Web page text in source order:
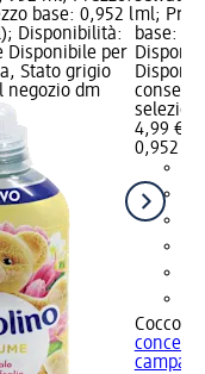
base: 0,952 l
Disponibilità:
Disponibile per
Stato grigio
negozio dm
ml;
base:
4,99 €
0,952 l